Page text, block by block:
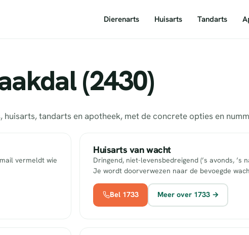
Dierenarts Huisarts Tandarts
(2430)
huisarts, tandarts en apotheek, met de concrete opties en
vermeldt wie
Huisarts van wacht
Dringend, niet-levensbedreigend (’s avonds, ’s
Je wordt doorverwezen naar de bevoegde
Bel 1733 Meer over 1733 →